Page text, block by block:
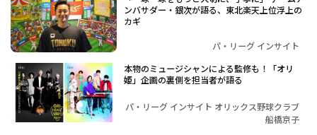
ンバサダー・銀次が語る、東北楽天上位浮上の
カギ
パ・リーグ インサイト
本物のミュージシャンによる監修も！「オリ
姫」企画の裏側を担当者が語る
パ・リーグ インサイト オリックス野球クラブ
船橋京子